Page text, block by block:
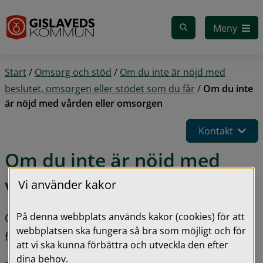
Meny
Start/ Omsorg och stöd / Om du inte är nöjd med
beslutet, omsorgen eller stödet som du får/ Om du inte
är nöjd med vården eller omsorgen
Kontakt
Om du inte är nöjd med
vården eller omsorgen
Om du inte är nöjd med den vård eller omsorg du
får vill vi att du hör av dig till oss.
Vi använder kakor
På denna webbplats används kakor (cookies) för att
webbplatsen ska fungera så bra som möjligt och för
att vi ska kunna förbättra och utveckla den efter
dina behov.